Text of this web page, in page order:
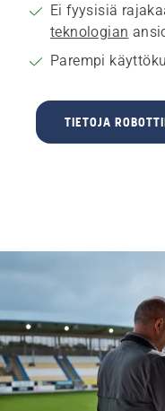
Ei fyysisiä
teknologian
Parempi
TIETOJA